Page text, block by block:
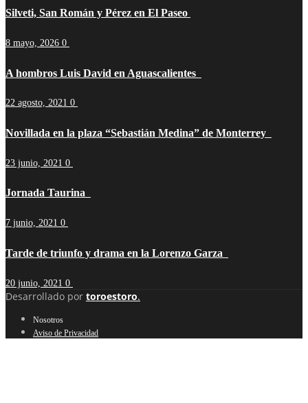
Silveti, San Román y Pérez en El Paseo
8 mayo, 2026 0
A hombros Luis David en Aguascalientes
22 agosto, 2021 0
Novillada en la plaza “Sebastián Medina” de Monterrey
23 junio, 2021 0
Jornada Taurina
7 junio, 2021 0
Tarde de triunfo y drama en la Lorenzo Garza
20 junio, 2021 0
Desarrollado por toroestoro.
Nosotros
Aviso de Privacidad